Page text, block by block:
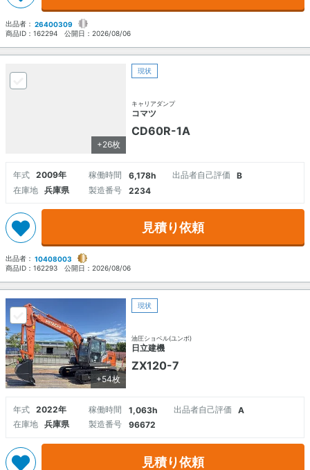
出品者： 26400309
商品ID： 162294 公開日： 2026/08/06
+26枚
現状
キャリアダンプ
コマツ
CD60R-1A
年式 2009年 稼働時間 6,178h 出品者自己評価
B
在庫地
兵庫県 製造番号 2234
見積り依頼
出品者： 10408003
商品ID： 162293 公開日： 2026/08/06
+54枚
現状
油圧ショベル(ユンボ)
日立建機
ZX120-7
年式 2022年 稼働時間 1,063h 出品者自己評価
A
在庫地
兵庫県 製造番号 96672
見積り依頼